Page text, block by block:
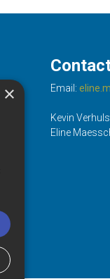
Email:
Kevin
Eline
×